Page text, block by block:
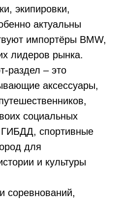
экипировки,
актуальны
импортёры BMW,
лидеров рынка.
раздел – это
аксессуары,
социальных
ГИБДД, спортивные
для
и культуры
соревнований,